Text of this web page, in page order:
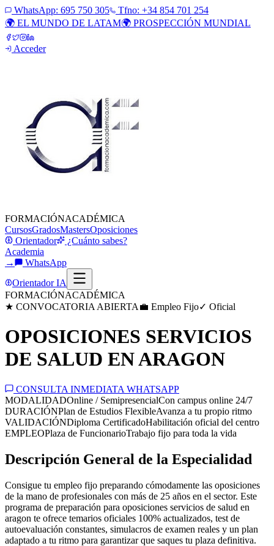
WhatsApp: 695 750 305
Tfno: +34 854 701 254
🌍 EL MUNDO DE LATAM🌍 PROSPECCIÓN MUNDIAL
Acceder
FORMACIÓNACADÉMICA
CursosGradosMastersOposiciones
Orientador
¿Cuánto sabes?
Academia
→
WhatsApp
Orientador IA
FORMACIÓNACADÉMICA
★ CONVOCATORIA ABIERTA 💼 Empleo Fijo✓ Oficial
OPOSICIONES SERVICIOS
DE SALUD EN ARAGON
CONSULTA INMEDIATA WHATSAPP
MODALIDADOnline / SemipresencialCon campus online 24/7
DURACIÓNPlan de Estudios FlexibleAvanza a tu propio ritmo
VALIDACIÓNDiploma CertificadoHabilitación oficial del centro
EMPLEOPlaza de FuncionarioTrabajo fijo para toda la vida
Descripción General de la Especialidad
Consigue tu empleo fijo preparando cómodamente las oposiciones
de la mano de profesionales con más de 25 años en el sector. Este
programa de preparación para oposiciones servicios de salud en
aragon te ofrece temarios oficiales 100% actualizados, test de
autoevaluación constantes, simulacros de examen reales y un plan
adaptado a tu ritmo para garantizar que saques tu plaza definitiva.